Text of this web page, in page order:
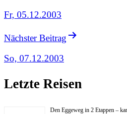
Fr, 05.12.2003
Nächster Beitrag
So, 07.12.2003
Letzte Reisen
Den Eggeweg in 2 Etappen –